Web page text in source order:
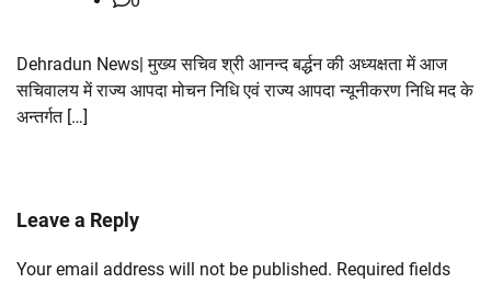
Dehradun News| मुख्य सचिव श्री आनन्द बर्द्धन की अध्यक्षता में आज
सचिवालय में राज्य आपदा मोचन निधि एवं राज्य आपदा न्यूनीकरण निधि मद के
अन्तर्गत […]
Leave a Reply
Your email address will not be published. Required fields